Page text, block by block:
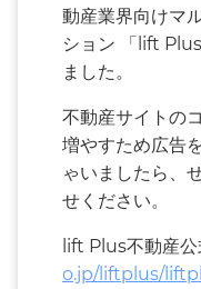
動産業界向けマ
ション 「lift
ました。
不動産サイトの
増やすため広告
ゃいましたら、
せください。
lift Plus不動産公
o.jp/liftplus/